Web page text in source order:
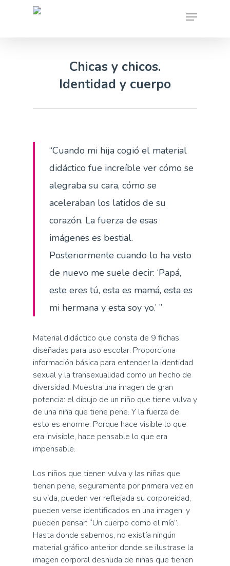
Menu
Chicas y chicos.
Identidad y cuerpo
“Cuando mi hija cogió el material
didáctico fue increíble ver cómo se
alegraba su cara, cómo se
aceleraban los latidos de su
corazón. La fuerza de esas
imágenes es bestial.
Posteriormente cuando lo ha visto
de nuevo me suele decir: ‘Papá,
este eres tú, esta es mamá, esta es
mi hermana y esta soy yo.’ ”
Material didáctico que consta de 9 fichas
diseñadas para uso escolar. Proporciona
información básica para entender la identidad
sexual y la transexualidad como un hecho de
diversidad. Muestra una imagen de gran
potencia: el dibujo de un niño que tiene vulva y
de una niña que tiene pene. Y la fuerza de
esto es enorme. Porque hace visible lo que
era invisible, hace pensable lo que era
impensable.
Los niños que tienen vulva y las niñas que
tienen pene, seguramente por primera vez en
su vida, pueden ver reflejada su corporeidad,
pueden verse identificados en una imagen, y
pueden pensar: “Un cuerpo como el mío”.
Hasta donde sabemos, no existía ningún
material gráfico anterior donde se ilustrase la
imagen corporal desnuda de niñas que tienen